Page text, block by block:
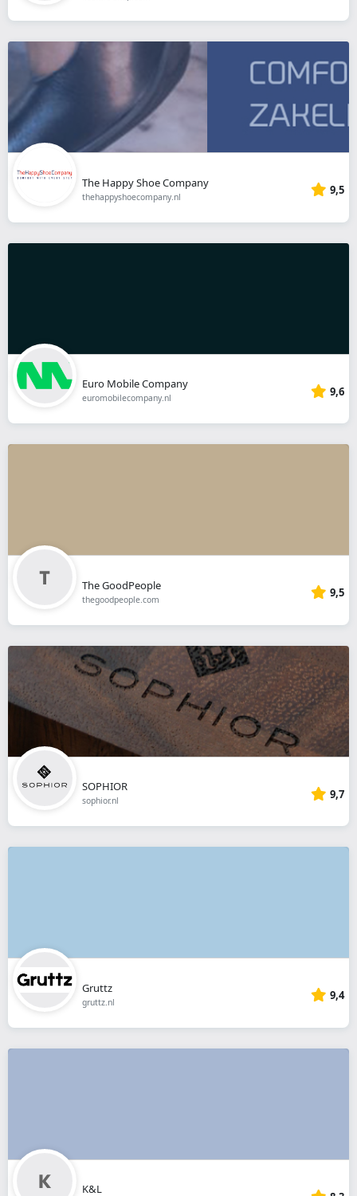
The Happy Shoe Company
thehappyshoecompany.nl 9,5
Euro Mobile Company
euromobilecompany.nl 9,6
The GoodPeople
thegoodpeople.com 9,5
SOPHIOR
sophior.nl 9,7
Gruttz
gruttz.nl 9,4
K&L